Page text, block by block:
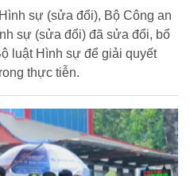
sự (sửa đổi), Bộ Công an
sự (sửa đổi) đã sửa đổi, bổ
luật Hình sự để giải quyết
thực tiễn.